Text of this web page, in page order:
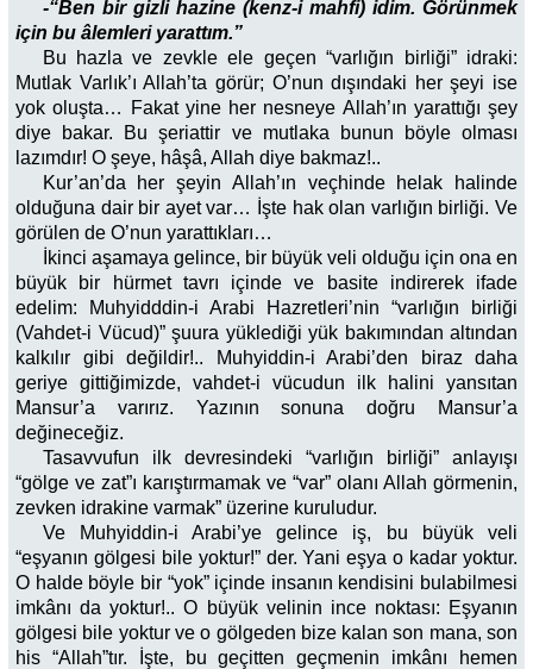
-“Ben bir gizli hazine (kenz-i mahfi) idim. Görünmek
için bu âlemleri yarattım.”
Bu hazla ve zevkle ele geçen “varlığın birliği” idraki:
Mutlak Varlık’ı Allah’ta görür; O’nun dışındaki her şeyi ise
yok oluşta… Fakat yine her nesneye Allah’ın yarattığı şey
diye bakar. Bu şeriattir ve mutlaka bunun böyle olması
lazımdır! O şeye, hâşâ, Allah diye bakmaz!..
Kur’an’da her şeyin Allah’ın veçhinde helak halinde
olduğuna dair bir ayet var… İşte hak olan varlığın birliği. Ve
görülen de O’nun yarattıkları…
İkinci aşamaya gelince, bir büyük veli olduğu için ona en
büyük bir hürmet tavrı içinde ve basite indirerek ifade
edelim: Muhyidddin-i Arabi Hazretleri’nin “varlığın birliği
(Vahdet-i Vücud)” şuura yüklediği yük bakımından altından
kalkılır gibi değildir!.. Muhyiddin-i Arabi’den biraz daha
geriye gittiğimizde, vahdet-i vücudun ilk halini yansıtan
Mansur’a varırız. Yazının sonuna doğru Mansur’a
değineceğiz.
Tasavvufun ilk devresindeki “varlığın birliği” anlayışı
“gölge ve zat”ı karıştırmamak ve “var” olanı Allah görmenin,
zevken idrakine varmak” üzerine kuruludur.
Ve Muhyiddin-i Arabi’ye gelince iş, bu büyük veli
“eşyanın gölgesi bile yoktur!” der. Yani eşya o kadar yoktur.
O halde böyle bir “yok” içinde insanın kendisini bulabilmesi
imkânı da yoktur!.. O büyük velinin ince noktası: Eşyanın
gölgesi bile yoktur ve o gölgeden bize kalan son mana, son
his “Allah”tır. İşte, bu geçitten geçmenin imkânı hemen